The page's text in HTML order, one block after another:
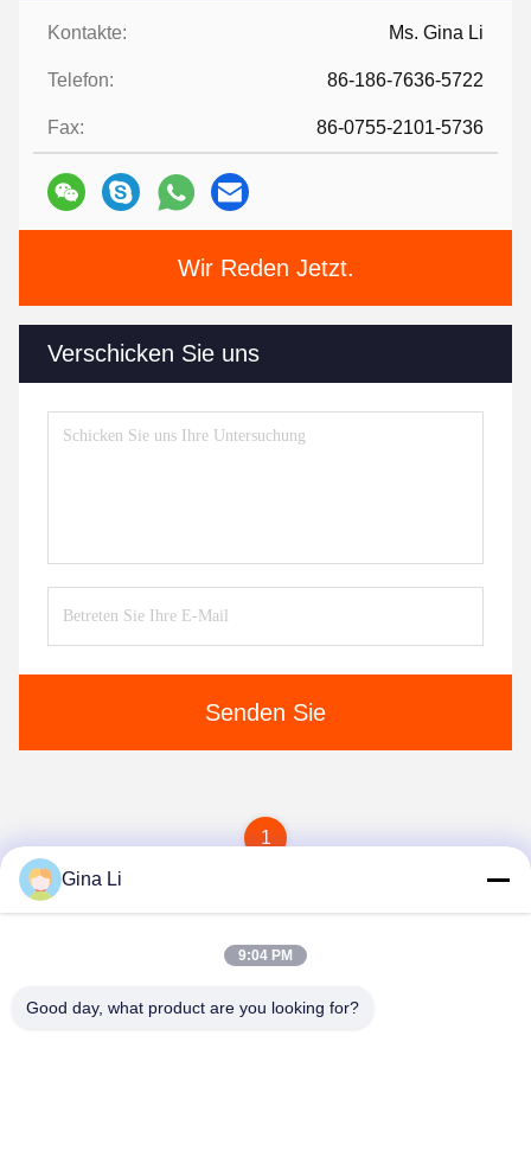
Kontakte: Ms. Gina Li
Telefon: 86-186-7636-5722
Fax: 86-0755-2101-5736
Wir Reden Jetzt.
Verschicken Sie uns
Senden Sie
1
Gina Li
9:04 PM
Good day, what product are you looking for?